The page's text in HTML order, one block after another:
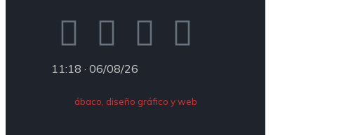
11:18 · 06/08/26
ábaco, diseño gráfico y web